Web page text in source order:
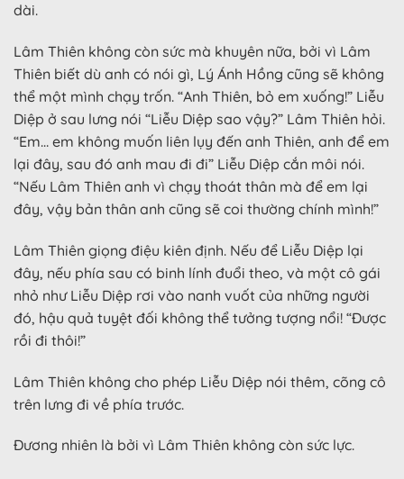
dài.
Lâm Thiên không còn sức mà khuyên nữa, bởi vì Lâm
Thiên biết dù anh có nói gì, Lý Ánh Hồng cũng sẽ không
thể một mình chạy trốn. “Anh Thiên, bỏ em xuống!” Liễu
Diệp ở sau lưng nói “Liễu Diệp sao vậy?” Lâm Thiên hỏi.
“Em… em không muốn liên lụy đến anh Thiên, anh để em
lại đây, sau đó anh mau đi đi” Liễu Diệp cắn môi nói.
“Nếu Lâm Thiên anh vì chạy thoát thân mà để em lại
đây, vậy bản thân anh cũng sẽ coi thường chính mình!”
Lâm Thiên giọng điệu kiên định. Nếu để Liễu Diệp lại
đây, nếu phía sau có binh lính đuổi theo, và một cô gái
nhỏ như Liễu Diệp rơi vào nanh vuốt của những người
đó, hậu quả tuyệt đối không thể tưởng tượng nổi! “Được
rồi đi thôi!”
Lâm Thiên không cho phép Liễu Diệp nói thêm, cõng cô
trên lưng đi về phía trước.
Đương nhiên là bởi vì Lâm Thiên không còn sức lực.